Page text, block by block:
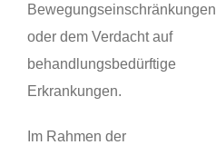
Bewegungseinschränkungen
oder dem Verdacht auf
behandlungsbedürftige
Erkrankungen.
Im Rahmen der